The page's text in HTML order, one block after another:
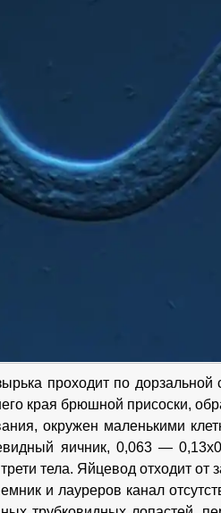
проходит по
края брюшной присоски,
окружен маленькими
яичник, 0,063 —
тела. Яйцевод отходит от
и лауреров канал